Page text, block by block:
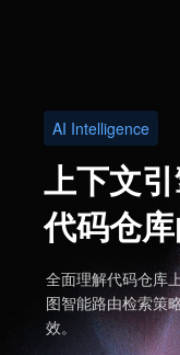
AI Intelligence
上下文
代码仓
全面理解代码仓库
图智能路由检索策
效。